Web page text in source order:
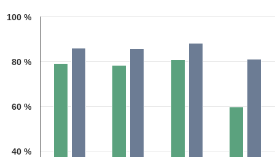
The chart has 1 X axis displaying categories.
The chart has 1 Y axis displaying 1. Data ranges from 59.7 to 88.2.
40 %
60 %
80 %
100 %